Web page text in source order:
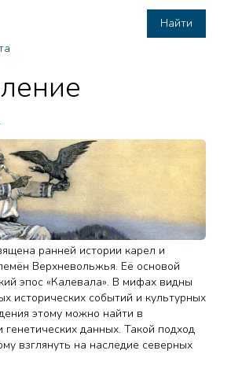
Найти
ранней истории карел и
Верхневольжья. Её основой
эпос «Калевала». В мифах видны
исторических событий и культурных
этому можно найти в
генетических данных. Такой подход
взглянуть на наследие северных